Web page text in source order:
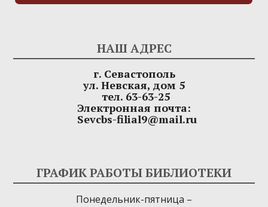
НАШ АДРЕС
г. Севастополь
ул. Невская, дом 5
тел. 63-63-25
Электронная почта:
Sevcbs-filial9@mail.ru
ГРАФИК РАБОТЫ БИБЛИОТЕКИ
Понедельник-пятница –